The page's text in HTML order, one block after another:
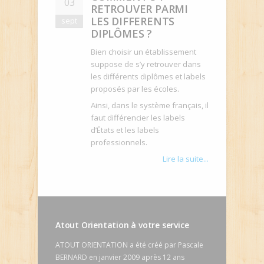
sept
RETROUVER PARMI
LES DIFFERENTS
DIPLÔMES ?
Bien choisir un établissement
suppose de s’y retrouver dans
les différents diplômes et labels
proposés par les écoles.
Ainsi, dans le système français, il
faut différencier les labels
d’États et les labels
professionnels.
Lire la suite...
Atout Orientation à votre service
ATOUT ORIENTATION a été créé par Pascale
BERNARD en janvier 2009 après 12 ans